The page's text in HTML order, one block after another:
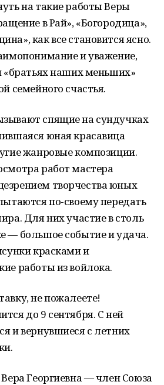
на такие работы Веры
в Рай», «Богородица»,
как все становится ясно.
и уважение,
«братьях наших меньших»
семейного счастья.
спящие на сундучках
юная красавица
жанровые композиции.
работ мастера
творчества юных
по-своему передать
Для них участие в столь
— большое событие и удача.
красками и
работы из войлока.
не пожалеете!
до 9 сентября. С ней
и вернувшиеся с летних
Георгиевна — член Союза